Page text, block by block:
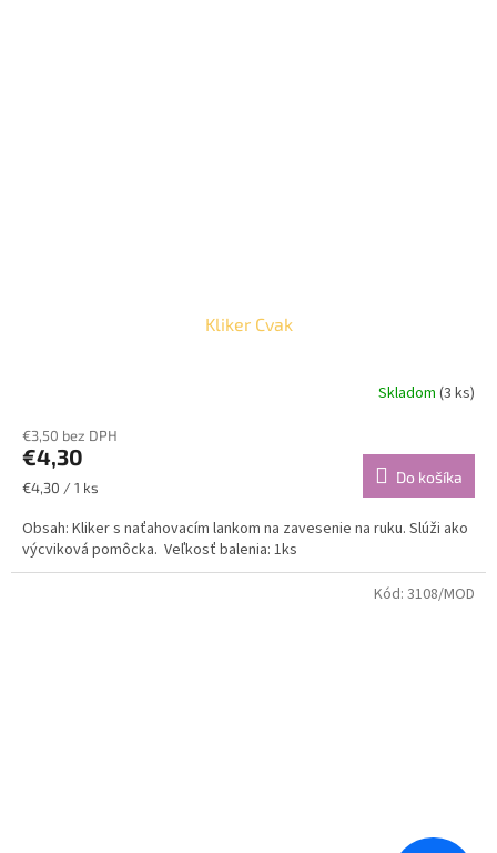
Kliker Cvak
Skladom (3 ks)
€3,50 bez DPH
€4,30
Jednotková
€4,30 / 1 ks
Do košíka
Obsah: Kliker s naťahovacím lankom na zavesenie na ruku. Slúži ako
výcviková pomôcka. Veľkosť balenia: 1ks
Kód: 3108/MOD